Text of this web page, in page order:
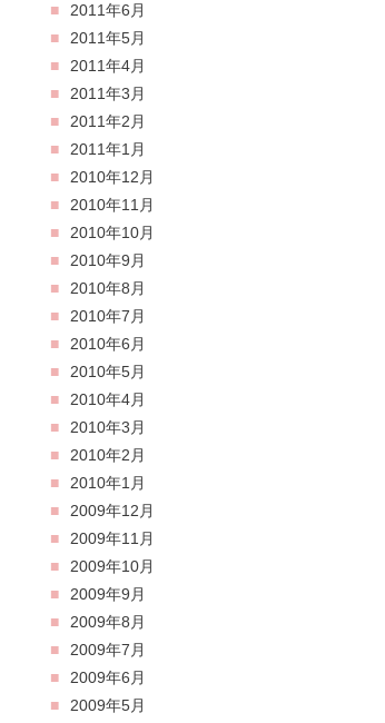
2011年6月
2011年5月
2011年4月
2011年3月
2011年2月
2011年1月
2010年12月
2010年11月
2010年10月
2010年9月
2010年8月
2010年7月
2010年6月
2010年5月
2010年4月
2010年3月
2010年2月
2010年1月
2009年12月
2009年11月
2009年10月
2009年9月
2009年8月
2009年7月
2009年6月
2009年5月